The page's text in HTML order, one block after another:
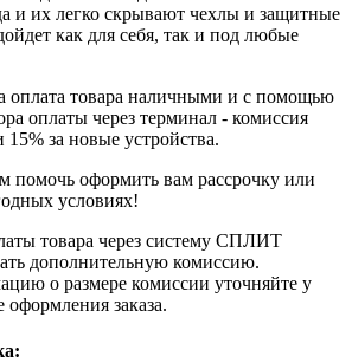
и их легко скрывают чехлы и защитные
как для себя, так и под любые
оплата товара наличными и с помощью
оплаты через терминал - комиссия
15% за новые устройства.
помочь оформить вам рассрочку или
условиях!
товара через систему СПЛИТ
дополнительную комиссию.
о размере комиссии уточняйте у
оформления заказа.